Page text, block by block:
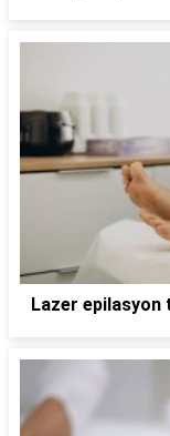
Lazer epilasyon